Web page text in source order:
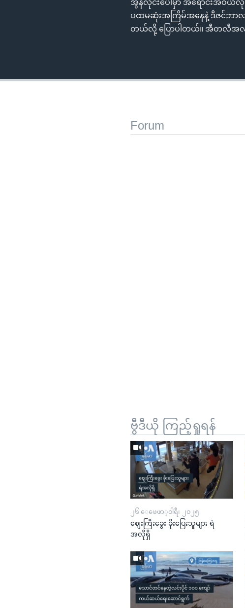
အွန်လိုင်းပေါ်မှာ အရောင်းအဝယ်လု
ပထမဆုံးအကြိမ်အနေနဲ့ ဒီဇင်ဘာလ
တယ်လို့ ပြောပါတယ်။ အီတလီအလယ်ပို
Forum
ဗွီဒီယို ကြည့်ရှုရန်
၂၆ ေဖေဖာ္၀ါရီ၊ ၂၀၂၅
ဈေးကြီးခွေး ခိုးပြေးသူများ ရဲ
အလိုရှိ